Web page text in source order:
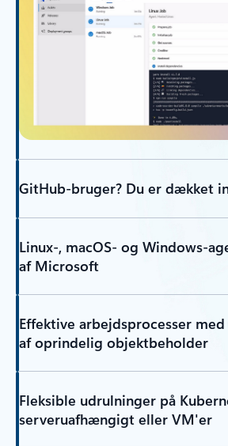
GitHub-bruger? Du er dækket
Linux-, macOS- og Windows-
af Microsoft
Effektive arbejdsprocesser
af oprindelig objektbeholder
Fleksible udrulninger på
serveruafhængigt eller VM'er